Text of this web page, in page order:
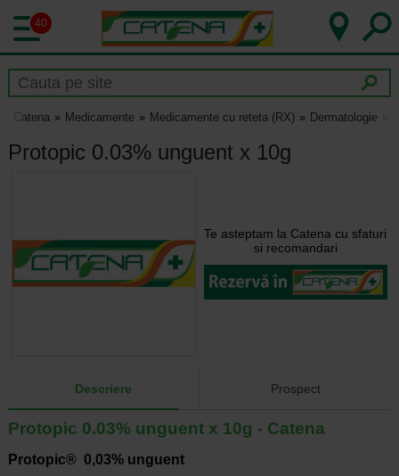
40
Catena Medicamente Medicamente cu reteta (RX) Dermatologie
Protopic 0.03% unguent x 10g
Te asteptam la Catena cu sfaturi
si recomandari
Descriere Prospect
Protopic 0.03% unguent x 10g - Catena
Protopic® 0,03% unguent